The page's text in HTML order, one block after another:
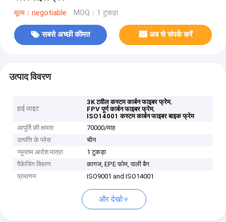
मूल्य：negotiable MOQ：1 टुकड़ा
सबसे अच्छी कीमत अब से संपर्क करें
उत्पाद विवरण
हाई लाइट
3K टवील कस्टम कार्बन फाइबर फ्रेम,
FPV पूर्ण कार्बन फाइबर फ्रेम,
ISO14001 कस्टम कार्बन फाइबर बाइक फ्रेम
आपूर्ति की क्षमता
70000/माह
उत्पत्ति के प्लेस
चीन
न्यूनतम आदेश मात्रा
1 टुकड़ा
पैकेजिंग विवरण
कागज, EPE फोम, पाली बैग
प्रमाणन
ISO9001 and ISO14001
और देखो